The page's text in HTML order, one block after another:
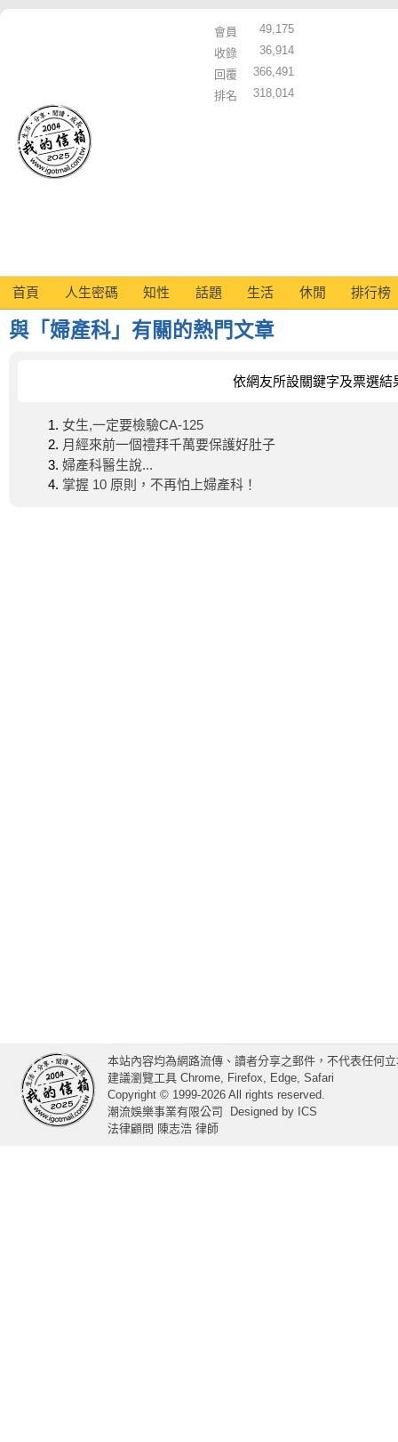
會員
49,175
收錄
36,914
回覆
366,491
排名
318,014
首頁 人生密碼 知性 話題 生活 休閒 排行榜
與「婦產科」有關的熱門文章
依網友所設關鍵字及票選結
女生,一定要檢驗CA-125
月經來前一個禮拜千萬要保護好肚子
婦產科醫生說...
掌握 10 原則，不再怕上婦產科！
本站內容均為網路流傳、讀者分享之郵件，不代表任何
建議瀏覽工具 Chrome, Firefox, Edge, Safari
Copyright © 1999-2026 All rights reserved.
潮流娛樂事業有限公司
Designed by ICS
法律顧問 陳志浩 律師